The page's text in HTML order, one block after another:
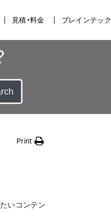
見積・料金 ブレインテック
Print
いコンテン